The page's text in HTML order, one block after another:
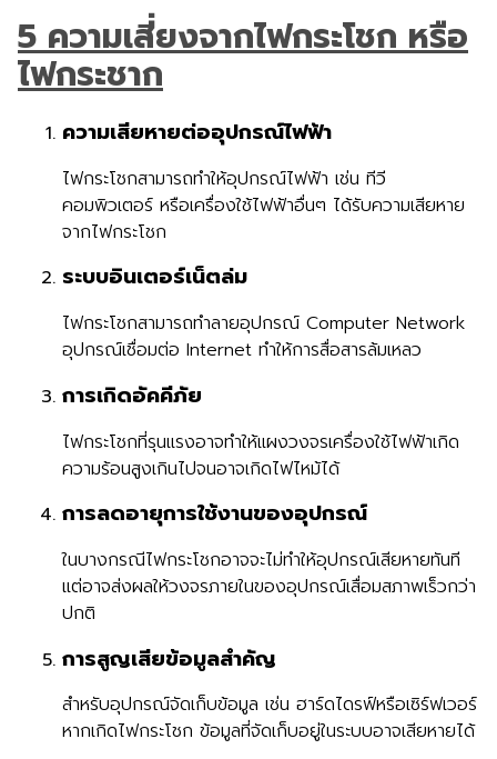
5 ความเสี่ยงจากไฟกระโชก หรือ
ไฟกระชาก
ความเสียหายต่ออุปกรณ์ไฟฟ้า
ไฟกระโชกสามารถทำให้อุปกรณ์ไฟฟ้า เช่น ทีวี
คอมพิวเตอร์ หรือเครื่องใช้ไฟฟ้าอื่นๆ ได้รับความเสียหาย
จากไฟกระโชก
ระบบอินเตอร์เน็ตล่ม
ไฟกระโชกสามารถทำลายอุปกรณ์ Computer Network
อุปกรณ์เชื่อมต่อ Internet ทำให้การสื่อสารล้มเหลว
การเกิดอัคคีภัย
ไฟกระโชกที่รุนแรงอาจทำให้แผงวงจรเครื่องใช้ไฟฟ้าเกิด
ความร้อนสูงเกินไปจนอาจเกิดไฟไหม้ได้
การลดอายุการใช้งานของอุปกรณ์
ในบางกรณีไฟกระโชกอาจจะไม่ทำให้อุปกรณ์เสียหายทันที
แต่อาจส่งผลให้วงจรภายในของอุปกรณ์เสื่อมสภาพเร็วกว่า
ปกติ
การสูญเสียข้อมูลสำคัญ
สำหรับอุปกรณ์จัดเก็บข้อมูล เช่น ฮาร์ดไดรฟ์หรือเซิร์ฟเวอร์
หากเกิดไฟกระโชก ข้อมูลที่จัดเก็บอยู่ในระบบอาจเสียหายได้